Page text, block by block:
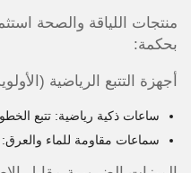
منتجات اللياقة والصحة
بحكمة:
أجهزة التتبع الرياضية
ساعات ذكية رياضية: تتبع
سماعات مقاومة للماء والعرق: